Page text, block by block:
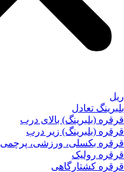
ریل
بلبرینگ تعادل
قرقره (بلبرینگ) بالای درب
قرقره (بلبرینگ) زیر درب
قرقره بکسلی، ورزشی، پرچمی
قرقره رولیک
قرقره کشتارگاهی